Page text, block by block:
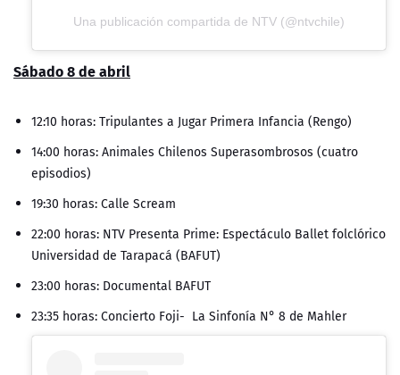
Una publicación compartida de NTV (@ntvchile)
Sábado 8 de abril
12:10 horas: Tripulantes a Jugar Primera Infancia (Rengo)
14:00 horas: Animales Chilenos Superasombrosos (cuatro
episodios)
19:30 horas: Calle Scream
22:00 horas: NTV Presenta Prime: Espectáculo Ballet folclórico
Universidad de Tarapacá (BAFUT)
23:00 horas: Documental BAFUT
23:35 horas: Concierto Foji- La Sinfonía N° 8 de Mahler